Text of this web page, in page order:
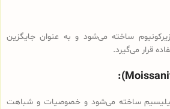
ساخته می‌شود و به عنوان جایگزین
قرار می‌گیرد.
سیلیسیم ساخته می‌شود و خصوصیات و شباهت